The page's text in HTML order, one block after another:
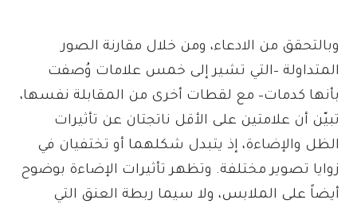
وبالتحقق من الادعاء، ومن خلال مقارنة الصور
المتداولة –التي تشير إلى خمس علامات وُصفت
بأنها كدمات– مع لقطات أخرى من المقابلة نفسها،
تبيّن أن علامتين على الأقل ناتجتان عن تأثيرات
الظل والإضاءة، إذ يتبدل شكلهما أو تختفيان في
زوايا تصوير مختلفة. وتظهر تأثيرات الإضاءة بوضوح
أيضاً على الملابس، ولا سيما ربطة العنق التي